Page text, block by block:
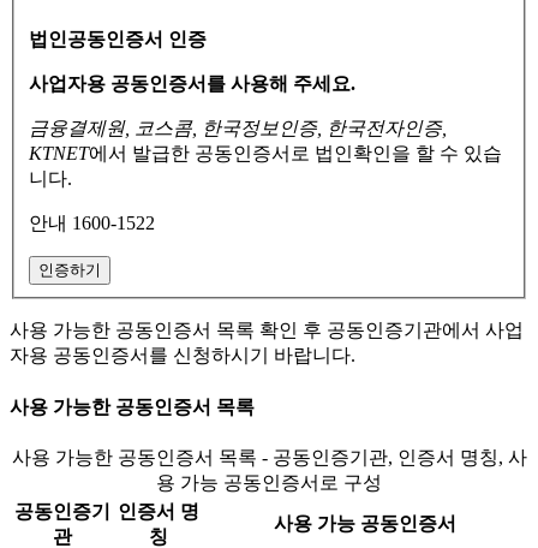
법인공동인증서 인증
사업자용 공동인증서를 사용해 주세요.
금융결제원, 코스콤, 한국정보인증, 한국전자인증,
KTNET에서 발급한 공동인증서로 법인확인을 할 수 있습
니다.
안내 1600-1522
인증하기
사용 가능한 공동인증서 목록 확인 후 공동인증기관에서 사업
자용 공동인증서를 신청하시기 바랍니다.
사용 가능한 공동인증서 목록
사용 가능한 공동인증서 목록 - 공동인증기관, 인증서 명칭, 사
용 가능 공동인증서로 구성
공동인증기
관
인증서 명
칭
사용 가능 공동인증서